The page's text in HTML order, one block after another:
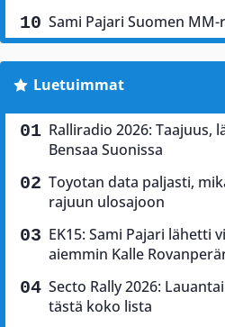
Sami Pajari Suomen
Luetuimmat
Ralliradio 2026: Taajuus,
Bensaa Suonissa
Toyotan data paljasti,
rajuun ulosajoon
EK15: Sami Pajari lähetti
aiemmin Kalle
Secto Rally 2026:
tästä koko lista